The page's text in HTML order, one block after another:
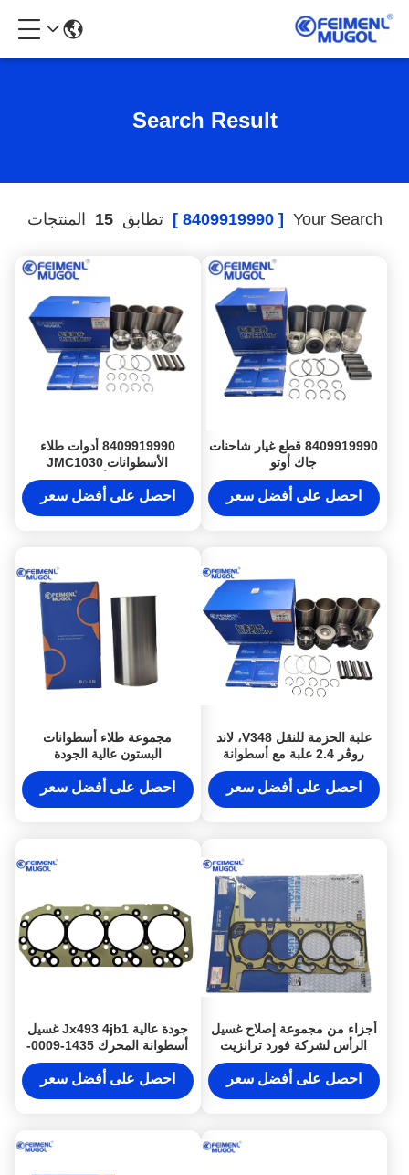
Search Result
Your Search
[ 8409919990 ] تطابق15 المنتجات
8409919990 قطع غيار شاحنات
جاك أوتو
احصل على أفضل سعر
8409919990 أدوات طلاء
الأسطوانات JMC1030
JMC1040 أدوات طلاء
الأسطوانات JX493ZLQ إيسوزو
احصل على أفضل سعر
علبة الحزمة للنقل V348، لاند
روڤر 2.4 علبة مع أسطوانة
حلقات البستون حلقات تحمل
غسيل
احصل على أفضل سعر
مجموعة طلاء أسطوانات
البستون عالية الجودة
0601214302005
JMC493/4JB1
احصل على أفضل سعر
أجزاء من مجموعة إصلاح غسيل
الرأس لشركة فورد ترانزيت
Road Shaker 2.2 TRANSIT
V3482.2 TDCI OEM BK3Q
احصل على أفضل سعر
جودة عالية Jx493 4jb1 غسيل
أسطوانة المحرك 1435-0009-
001 للشاحنة JMC/4JB1/493
احصل على أفضل سعر